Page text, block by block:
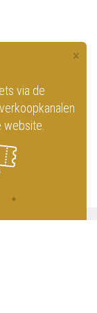
×
via de
website.